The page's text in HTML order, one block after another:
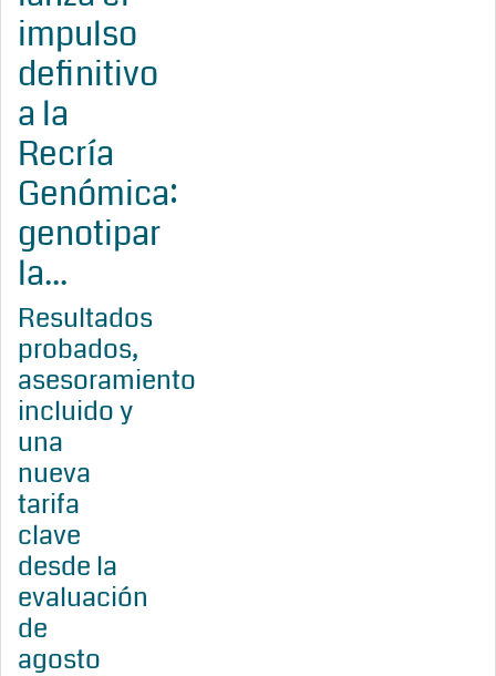
impulso
definitivo
a la
Recría
Genómica:
genotipar
la...
Resultados
probados,
asesoramiento
incluido y
una
nueva
tarifa
clave
desde la
evaluación
de
agosto